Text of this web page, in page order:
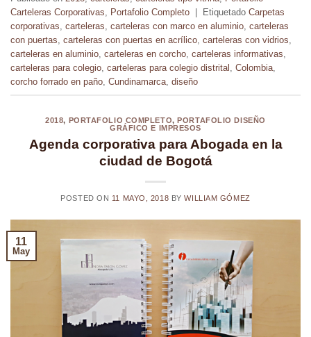
Carteleras Corporativas, Portafolio Completo Etiquetado Carpetas
corporativas, carteleras, carteleras con marco en aluminio, carteleras
con puertas, carteleras con puertas en acrílico, carteleras con vidrios,
carteleras en aluminio, carteleras en corcho, carteleras informativas,
carteleras para colegio, carteleras para colegio distrital , Colombia,
corcho forrado en paño, Cundinamarca, diseño
2018, PORTAFOLIO COMPLETO,PORTAFOLIO DISEÑO
GRÁFICO E IMPRESOS
Agenda corporativa para Abogada en la
ciudad de Bogotá
POSTED ON 11 MAYO, 2018 BYWILLIAM GÓMEZ
11
May